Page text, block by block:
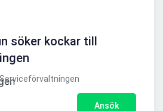
söker kockar till
Ansök